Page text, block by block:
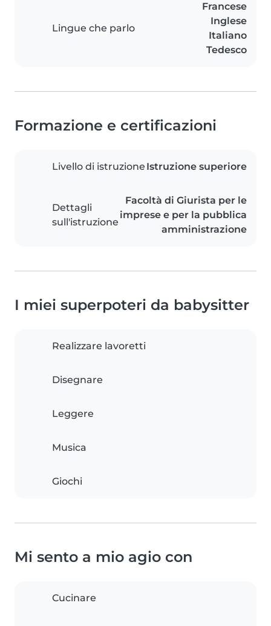
Lingue che parlo
Francese
Inglese
Italiano
Tedesco
Formazione e certificazioni
Livello di istruzione Istruzione superiore
Dettagli
sull'istruzione
Facoltà di Giurista per le
imprese e per la pubblica
amministrazione
I miei superpoteri da babysitter
Realizzare lavoretti
Disegnare
Leggere
Musica
Giochi
Mi sento a mio agio con
Cucinare